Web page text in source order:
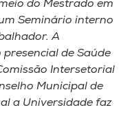
do Mestrado em
Seminário interno
A
de Saúde
Intersetorial
Municipal de
a Universidade faz